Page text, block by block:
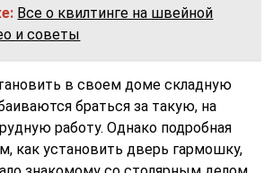
Все о квилтинге на швейной
и советы
в своем доме складную
браться за такую, на
работу. Однако подробная
как установить дверь гармошку,